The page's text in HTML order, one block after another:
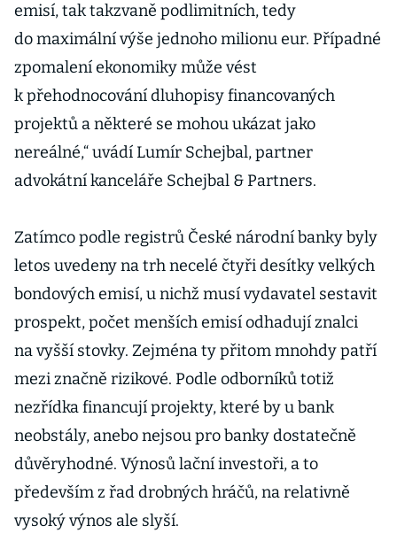
emisí, tak takzvaně podlimitních, tedy
do maximální výše jednoho milionu eur. Případné
zpomalení ekonomiky může vést
k přehodnocování dluhopisy financovaných
projektů a některé se mohou ukázat jako
nereálné,“ uvádí Lumír Schejbal, partner
advokátní kanceláře Schejbal & Partners.
Zatímco podle registrů České národní banky byly
letos uvedeny na trh necelé čtyři desítky velkých
bondových emisí, u nichž musí vydavatel sestavit
prospekt, počet menších emisí odhadují znalci
na vyšší stovky. Zejména ty přitom mnohdy patří
mezi značně rizikové. Podle odborníků totiž
nezřídka financují projekty, které by u bank
neobstály, anebo nejsou pro banky dostatečně
důvěryhodné. Výnosů lační investoři, a to
především z řad drobných hráčů, na relativně
vysoký výnos ale slyší.